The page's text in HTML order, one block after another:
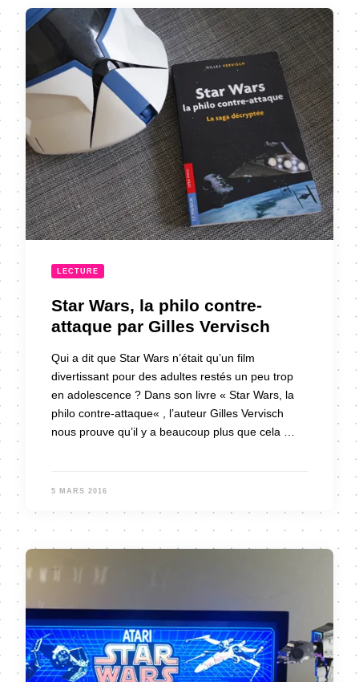
LECTURE
Star Wars, la philo contre-
attaque par Gilles Vervisch
Qui a dit que Star Wars n’était qu’un film
divertissant pour des adultes restés un peu trop
en adolescence ? Dans son livre « Star Wars, la
philo contre-attaque« , l’auteur Gilles Vervisch
nous prouve qu’il y a beaucoup plus que cela …
5 MARS 2016